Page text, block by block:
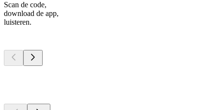
Scan de code,
download de app,
luisteren.